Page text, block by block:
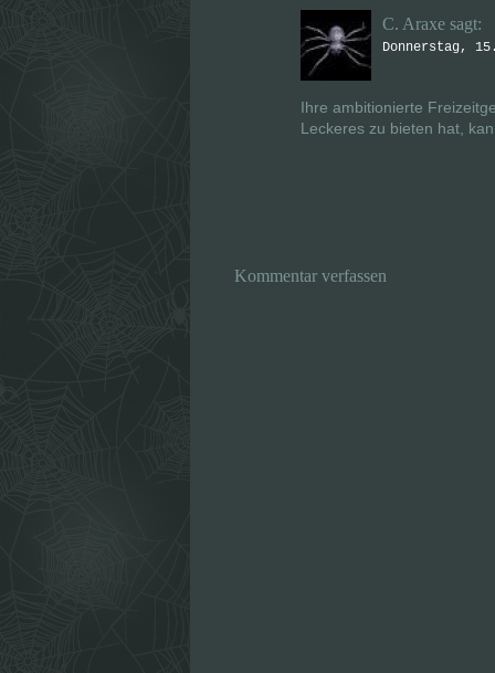
C. Araxe sagt:
Donnerstag,
Ihre ambitionierte
Leckeres zu bieten hat,
Kommentar verfassen